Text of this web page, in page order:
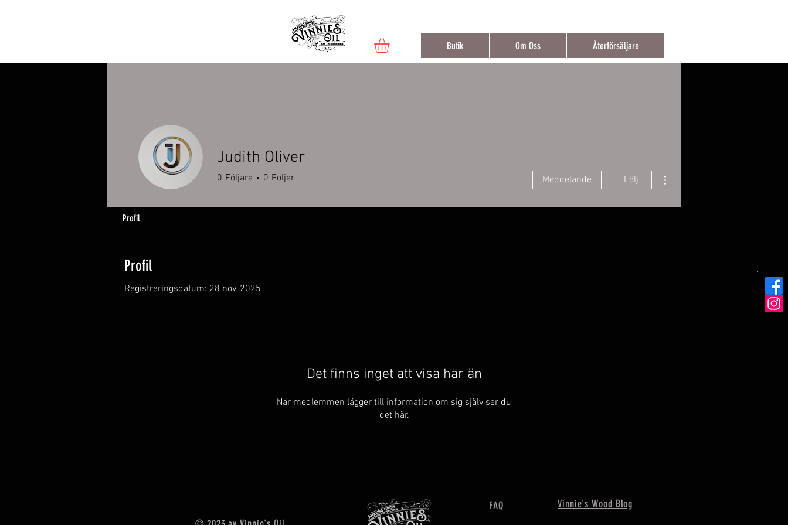
Butik Om Oss Återförsäljare
Profil
Registreringsdatum: 28 nov. 2025
Det finns inget att visa här än
När medlemmen lägger till information om sig själv ser du
det här.
Judith Oliver
0 Följare 0 Följer Meddelande Följ
Profil
FAQ Vinnie's Wood Blog